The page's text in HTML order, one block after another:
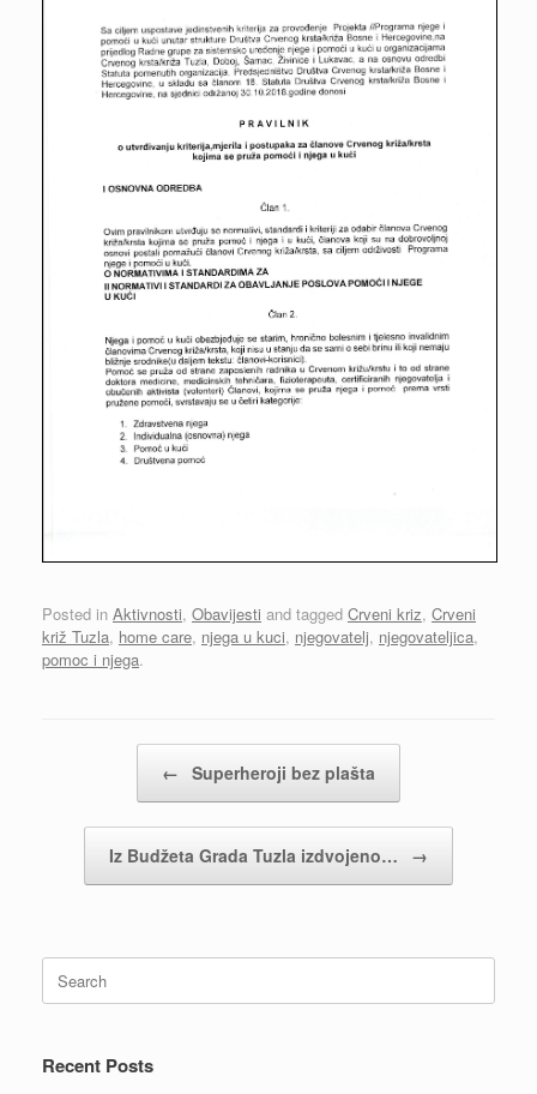
Posted in Aktivnosti, Obavijesti and tagged Crveni kriz, Crveni
križ Tuzla, home care, njega u kuci, njegovatelj, njegovateljica,
pomoc i njega.
← Superheroji bez plašta
Iz Budžeta Grada Tuzla izdvojeno… →
Search
for:
Recent Posts